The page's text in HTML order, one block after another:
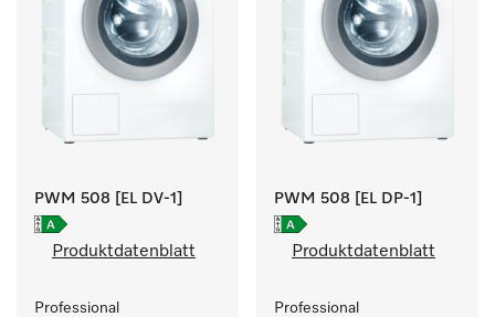
PWM 508 [EL DV-1]
Produktdatenblatt
Professional
PWM 508 [EL DP-1]
Produktdatenblatt
Professional